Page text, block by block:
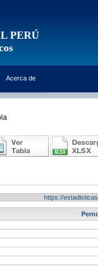
PERÚ
Acerca de
https://